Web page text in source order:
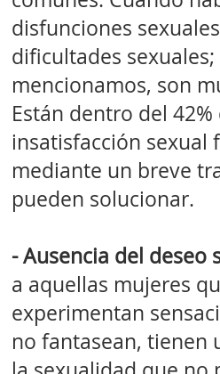
disfunciones
dificultades
mencionamos, son
Están dentro del
insatisfacción sexual
mediante un breve
pueden solucionar.
- Ausencia del deseo
a aquellas mujeres
experimentan
no fantasean, tienen